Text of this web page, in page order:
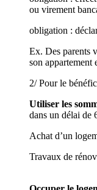
ou virement
obligation :
Ex. Des parents
son appartement
2/ Pour le
Utiliser les
dans un délai de
Achat d’un
Travaux de